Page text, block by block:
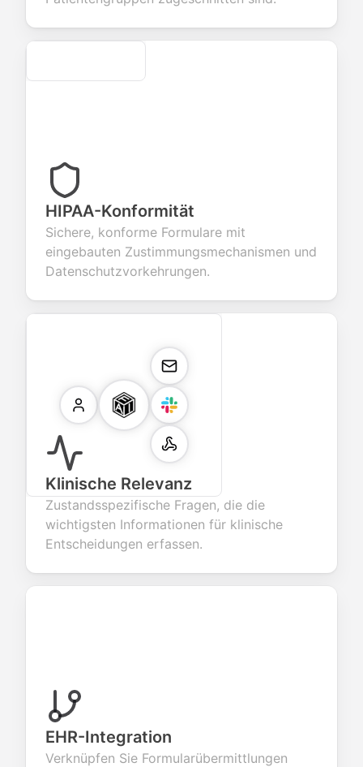
Secure
HIPAA-Konformität
Sichere, konforme Formulare mit
eingebauten Zustimmungsmechanismen und
Datenschutzvorkehrungen.
Klinische Relevanz
Zustandsspezifische Fragen, die die
wichtigsten Informationen für klinische
Entscheidungen erfassen.
EHR-Integration
Verknüpfen Sie Formularübermittlungen